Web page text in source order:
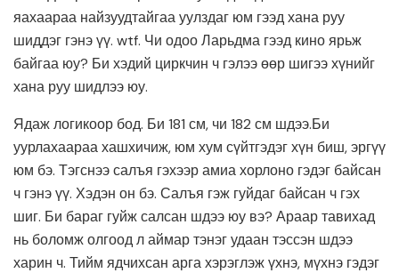
яахаараа найзуудтайгаа уулздаг юм гээд хана руу
шиддэг гэнэ үү. wtf. Чи одоо Ларьдма гээд кино ярьж
байгаа юу? Би хэдий циркчин ч гэлээ өөр шигээ хүнийг
хана руу шидлээ юу.
Ядаж логикоор бод. Би 181 см, чи 182 см шдээ.Би
уурлахаараа хашхичиж, юм хум сүйтгэдэг хүн биш, эргүү
юм бэ. Тэгснээ салъя гэхээр амиа хорлоно гэдэг байсан
ч гэнэ үү. Хэдэн он бэ. Салъя гэж гуйдаг байсан ч гэх
шиг. Би бараг гуйж салсан шдээ юу вэ? Араар тавихад
нь боломж олгоод л аймар тэнэг удаан тэссэн шдээ
харин ч. Тийм ядчихсан арга хэрэглэж үхнэ, мүхнэ гэдэг